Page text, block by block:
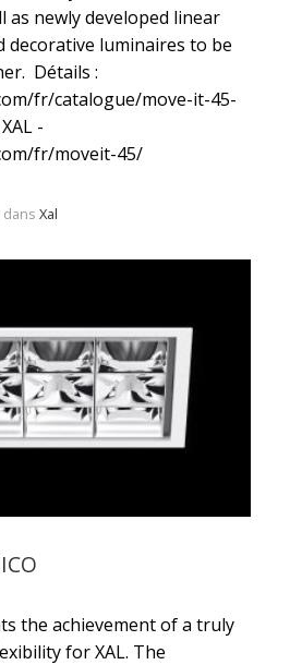
as newly developed linear
decorative luminaires to be
Détails :
fr/catalogue/move-it-45-
-
fr/moveit-45/
dansXal
the achievement of a truly
for XAL. The